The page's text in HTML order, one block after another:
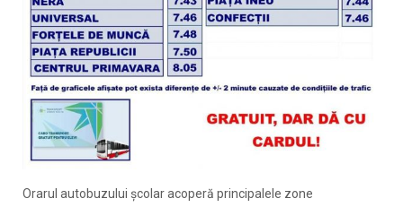
Orarul autobuzului școlar acoperă principalele zone